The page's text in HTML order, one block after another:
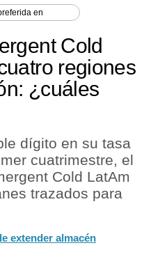
en
Cold
regiones
¿cuáles
dígito en su tasa
cuatrimestre, el
Cold LatAm
trazados para
extender almacén